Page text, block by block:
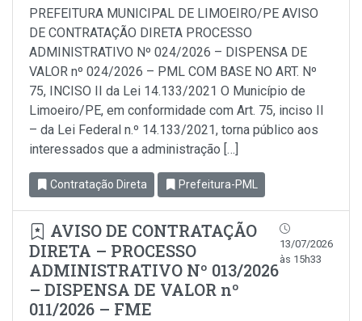
PREFEITURA MUNICIPAL DE LIMOEIRO/PE AVISO
DE CONTRATAÇÃO DIRETA PROCESSO
ADMINISTRATIVO Nº 024/2026 – DISPENSA DE
VALOR nº 024/2026 – PML COM BASE NO ART. Nº
75, INCISO II da Lei 14.133/2021 O Município de
Limoeiro/PE, em conformidade com Art. 75, inciso Il
– da Lei Federal n.º 14.133/2021, torna público aos
interessados que a administração […]
Contratação Direta Prefeitura-PML
AVISO DE CONTRATAÇÃO
DIRETA – PROCESSO
ADMINISTRATIVO Nº 013/2026
– DISPENSA DE VALOR nº
011/2026 – FME
13/07/2026
às 15h33